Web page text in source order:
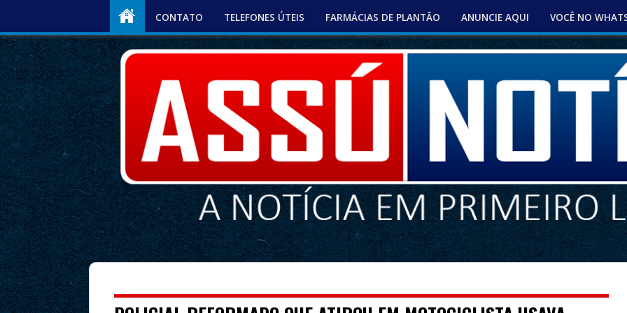
CONTATO TELEFONES ÚTEIS FARMÁCIAS DE PLANTÃO ANUNCIE AQUI VOCÊ NO